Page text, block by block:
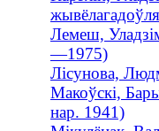
Лемеш,
—1975)
Лісунова,
Макоўскі,
нар. 1941)